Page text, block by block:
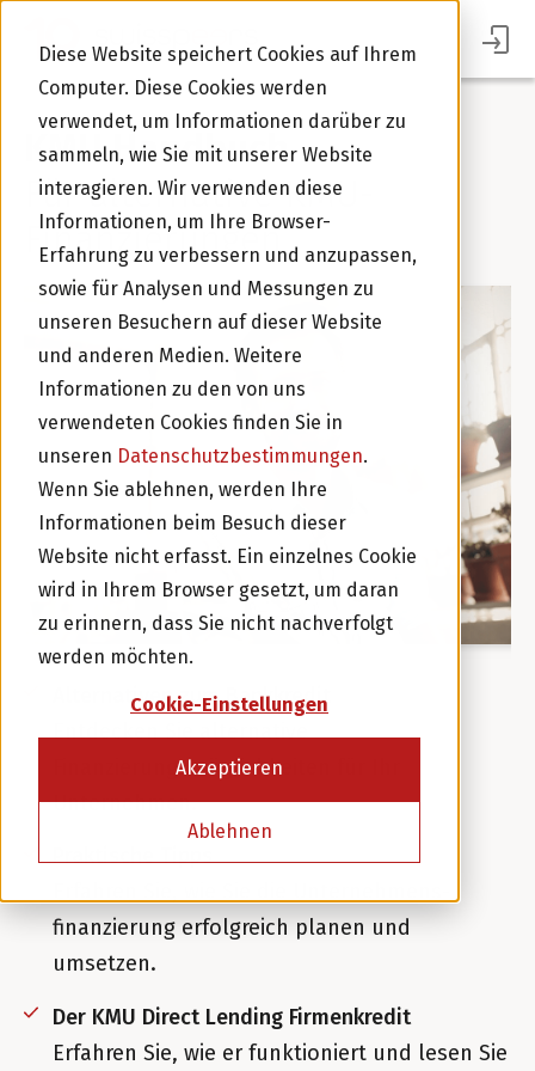
Diese Website speichert Cookies auf Ihrem
Computer. Diese Cookies werden
verwendet, um Informationen darüber zu
sammeln, wie Sie mit unserer Website
interagieren. Wir verwenden diese
Informationen, um Ihre Browser-
Erfahrung zu verbessern und anzupassen,
sowie für Analysen und Messungen zu
unseren Besuchern auf dieser Website
und anderen Medien. Weitere
Informationen zu den von uns
verwendeten Cookies finden Sie in
unseren Datenschutzbestimmungen.
Wenn Sie ablehnen, werden Ihre
Informationen beim Besuch dieser
Website nicht erfasst. Ein einzelnes Cookie
wird in Ihrem Browser gesetzt, um daran
zu erinnern, dass Sie nicht nachverfolgt
werden möchten.
Cookie-Einstellungen
Akzeptieren
Ablehnen
Im Portal Anmelden
Investor werden
oder
Kreditnehmer werden
KMU Handbuch
Für alternative KMU-
Finanzierungen
Alternativen zum Bankkredit
Entdecken Sie alternative
Finanzierungsmöglichkeiten für Ihr
Unternehmen.
Praktische Tipps
finanzierung erfolgreich planen und
umsetzen.
Der KMU Direct Lending Firmenkredit
Erfahren Sie, wie er funktioniert und lesen Sie